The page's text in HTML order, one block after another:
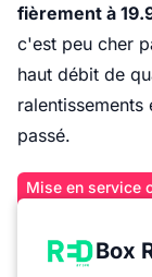
fièrement à
c'est peu cher
haut débit de
passé.
Mise en service
Box